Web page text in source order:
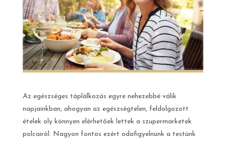
Az egészséges táplálkozás egyre nehezebbé válik
napjainkban, ahogyan az egészségtelen, feldolgozott
ételek oly könnyen elérhetőek lettek a szupermarketek
polcairól. Nagyon fontos ezért odafigyelnünk a testünk